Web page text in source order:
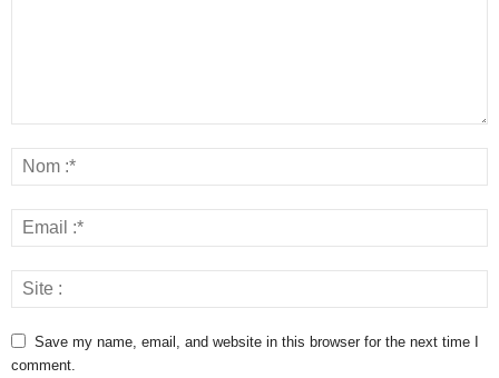
Save my name, email, and website in this browser for the next time I
comment.